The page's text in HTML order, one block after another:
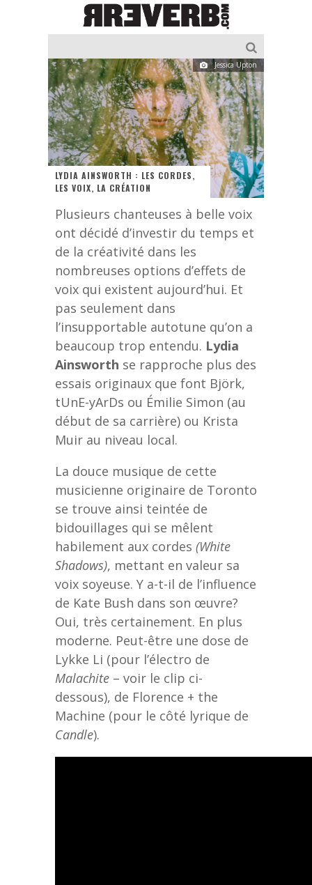
Jessica Upton
LYDIA AINSWORTH : LES CORDES,
LES VOIX, LA CRÉATION
Plusieurs chanteuses à belle voix
ont décidé d’investir du temps et
de la créativité dans les
nombreuses options d’effets de
voix qui existent aujourd’hui. Et
pas seulement dans
l’insupportable autotune qu’on a
beaucoup trop entendu. Lydia
Ainsworth se rapproche plus des
essais originaux que font Björk,
tUnE-yArDs ou Émilie Simon (au
début de sa carrière) ou Krista
Muir au niveau local.
La douce musique de cette
musicienne originaire de Toronto
se trouve ainsi teintée de
bidouillages qui se mêlent
habilement aux cordes (White
Shadows), mettant en valeur sa
voix soyeuse. Y a-t-il de l’influence
de Kate Bush dans son œuvre?
Oui, très certainement. En plus
moderne. Peut-être une dose de
Lykke Li (pour l’électro de
Malachite – voir le clip ci-
dessous), de Florence + the
Machine (pour le côté lyrique de
Candle).